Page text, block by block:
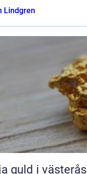
Lindgren
i västerås så får du ut mest av dina